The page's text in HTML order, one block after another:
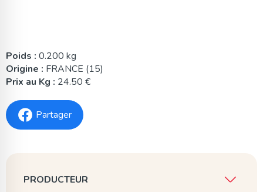
Poids : 0.200 kg
Origine : FRANCE (15)
Prix au Kg : 24.50 €
Partager
PRODUCTEUR